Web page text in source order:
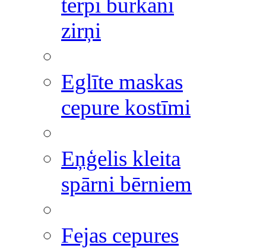
tērpi burkāni
zirņi
Eglīte maskas
cepure kostīmi
Eņģelis kleita
spārni bērniem
Fejas cepures